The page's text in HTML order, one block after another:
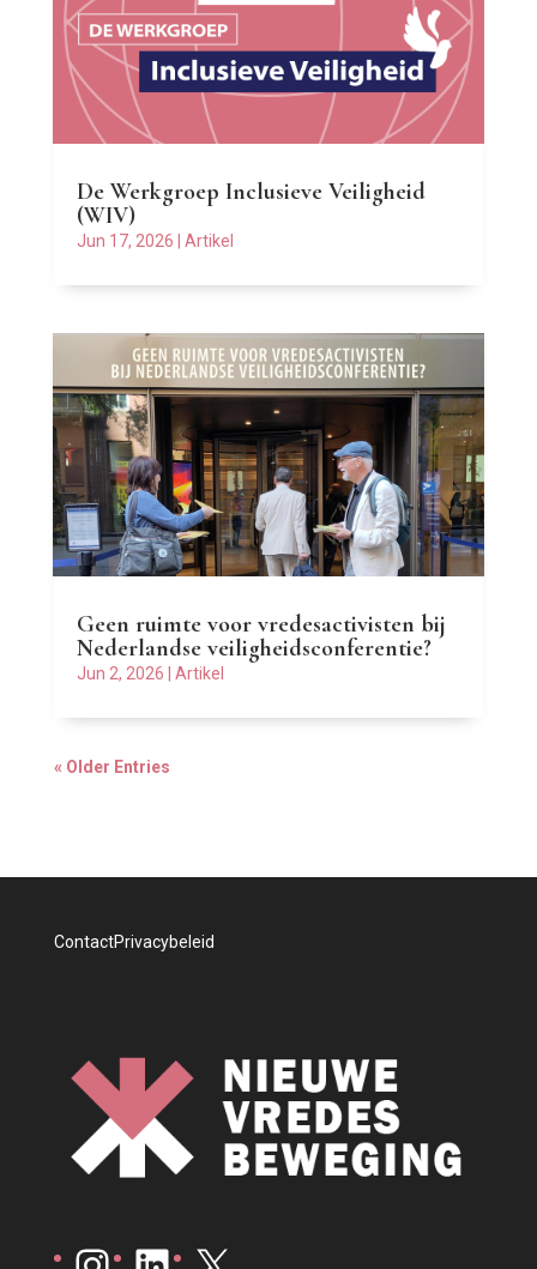
De Werkgroep Inclusieve Veiligheid
(WIV)
Jun 17, 2026 Artikel
Geen ruimte voor vredesactivisten bij
Nederlandse veiligheidsconferentie?
Jun 2, 2026 Artikel
« Older Entries
ContactPrivacybeleid